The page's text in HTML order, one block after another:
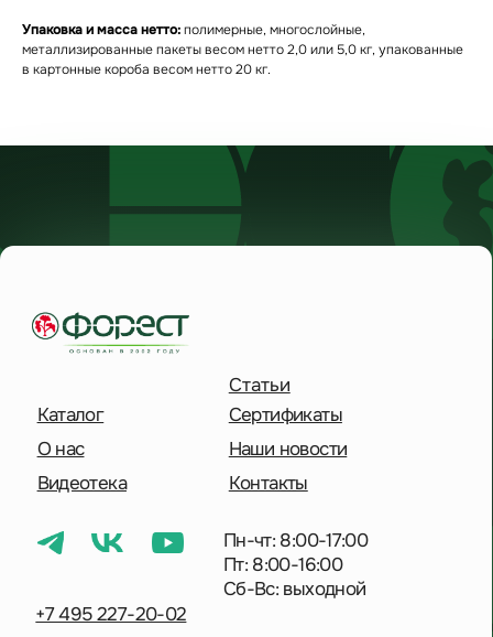
Упаковка и масса нетто:полимерные, многослойные,
металлизированные пакеты весом нетто 2,0 или 5,0 кг, упакованные
в картонные короба весом нетто 20 кг.
Каталог
Сертификаты
Пн-чт: 8:00-17:00
Пт: 8:00-16:00
Сб-Вс: выходной
Солнечная улица, 41
Статьи